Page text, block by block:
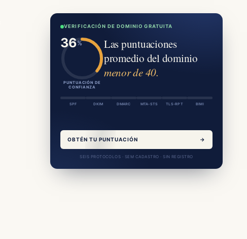
VERIFICACIÓN DE DOMINIO GRATUITA
PUNTUACIÓN DE
CONFIANZA
Las puntuaciones
promedio del dominio
menor de 40.
SPF DKIM DMARC MTA-STS TLS-RPT BIMI
OBTÉN TU PUNTUACIÓN →
SEIS PROTOCOLOS · SEM CADASTRO · SIN REGISTRO